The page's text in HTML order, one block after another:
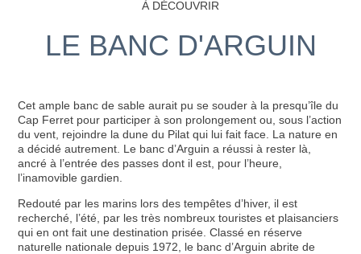
À DÉCOUVRIR
LE BANC D'ARGUIN
Cet ample banc de sable aurait pu se souder à la presqu’île du
Cap Ferret pour participer à son prolongement ou, sous l’action
du vent, rejoindre la dune du Pilat qui lui fait face. La nature en
a décidé autrement. Le banc d’Arguin a réussi à rester là,
ancré à l’entrée des passes dont il est, pour l’heure,
l’inamovible gardien.
Redouté par les marins lors des tempêtes d’hiver, il est
recherché, l’été, par les très nombreux touristes et plaisanciers
qui en ont fait une destination prisée. Classé en réserve
naturelle nationale depuis 1972, le banc d’Arguin abrite de